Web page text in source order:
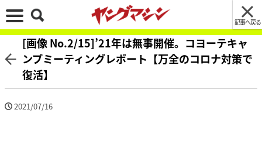
記事へ戻る
[画像 No.2/15]’21年は無事開催。コヨーテキャ
ンプミーティングレポート【万全のコロナ対策で
復活】
2021/07/16